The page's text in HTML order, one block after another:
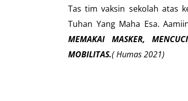
Tas tim vaksin sekolah atas
Tuhan Yang Maha Esa.
MEMAKAI MASKER,
MOBILITAS.( Humas 2021)